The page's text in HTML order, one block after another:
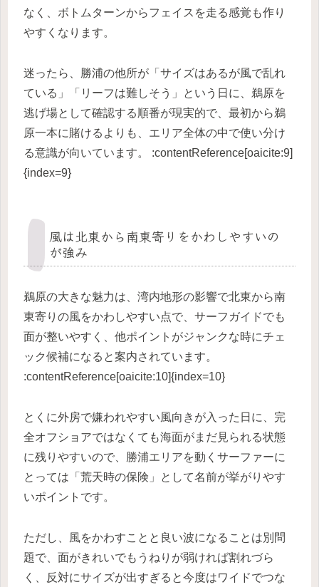
なく、ボトムターンからフェイスを走る感覚も作り
やすくなります。
迷ったら、勝浦の他所が「サイズはあるが風で乱れ
ている」「リーフは難しそう」という日に、鵜原を
逃げ場として確認する順番が現実的で、最初から鵜
原一本に賭けるよりも、エリア全体の中で使い分け
る意識が向いています。 :contentReference[oaicite:9]
{index=9}
風は北東から南東寄りをかわしやすいの
が強み
鵜原の大きな魅力は、湾内地形の影響で北東から南
東寄りの風をかわしやすい点で、サーフガイドでも
面が整いやすく、他ポイントがジャンクな時にチェ
ック候補になると案内されています。
:contentReference[oaicite:10]{index=10}
とくに外房で嫌われやすい風向きが入った日に、完
全オフショアではなくても海面がまだ見られる状態
に残りやすいので、勝浦エリアを動くサーファーに
とっては「荒天時の保険」として名前が挙がりやす
いポイントです。
ただし、風をかわすことと良い波になることは別問
題で、面がきれいでもうねりが弱ければ割れづら
く、反対にサイズが出すぎると今度はワイドでつな